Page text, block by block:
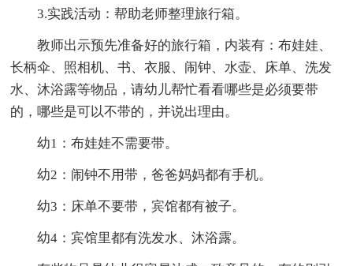
3.实践活动：帮助老师整理旅行箱。
教师出示预先准备好的旅行箱，内装有：布娃娃、
长柄伞、照相机、书、衣服、闹钟、水壶、床单、洗发
水、沐浴露等物品，请幼儿帮忙看看哪些是必须要带
的，哪些是可以不带的，并说出理由。
幼1：布娃娃不需要带。
幼2：闹钟不用带，爸爸妈妈都有手机。
幼3：床单不要带，宾馆都有被子。
幼4：宾馆里都有洗发水、沐浴露。